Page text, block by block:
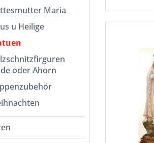
Maria
u Heilige
oder Ahorn